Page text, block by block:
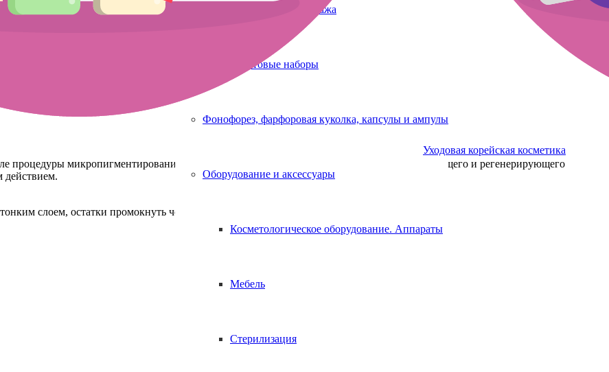
Аппараты для татуажа
Стартовые наборы
Фонофорез, фарфоровая куколка, капсулы и ампулы
Оборудование и аксессуары
Косметологическое оборудование. Аппараты
Мебель
Стерилизация
Уходовая корейская косметика
процедуры микропигментирования, микроблейдинга или татуажа губ в качестве заживляющего и регенерирующего
действием.
слоем, остатки промокнуть через 10 минут сухой салфеткой.